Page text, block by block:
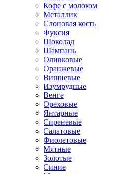
Кофе с молоком
Металлик
Слоновая кость
Фуксия
Шоколад
Шампань
Оливковые
Оранжевые
Вишневые
Изумрудные
Венге
Ореховые
Янтарные
Сиреневые
Салатовые
Фиолетовые
Мятные
Золотые
Синие